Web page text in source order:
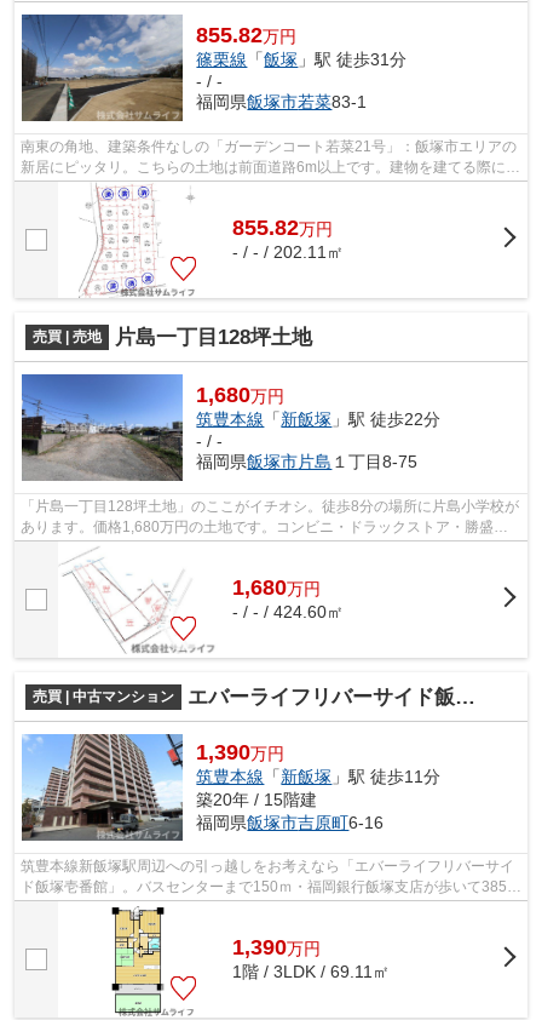
855.82万円
篠栗線 「飯塚 」駅 徒歩31分
- / -
福岡県飯塚市若菜83-1
南東の角地、建築条件なしの「ガーデンコート若菜21号」：飯塚市エリアの
新居にピッタリ。こちらの土地は前面道路6m以上です。建物を建てる際に、
玄関の位置などの間取りを考えやすい...
855.82万円
- / - / 202.11㎡
売買 | 売地 片島一丁目128坪土地
1,680万円
筑豊本線 「新飯塚 」駅 徒歩22分
- / -
福岡県飯塚市片島 １丁目8-75
「片島一丁目128坪土地」のここがイチオシ。徒歩8分の場所に片島小学校が
あります。価格1,680万円の土地です。コンビニ・ドラックストア・勝盛公
園が徒歩圏内！土地の購入をご検討の方...
1,680万円
- / - / 424.60㎡
売買 | 中古マンション エバーライフリバーサイド飯塚壱番館
1,390万円
筑豊本線 「新飯塚 」駅 徒歩11分
築20年 / 15階建
福岡県飯塚市吉原町6-16
筑豊本線新飯塚駅周辺への引っ越しをお考えなら「エバーライフリバーサイ
ド飯塚壱番館」。バスセンターまで150ｍ・福岡銀行飯塚支店が歩いて385m
のところにあります。価格は1,390万円...
1,390万円
1階 / 3LDK / 69.11㎡